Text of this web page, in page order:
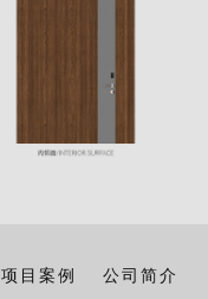
项目案例
公司简介